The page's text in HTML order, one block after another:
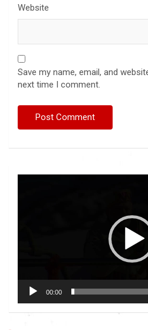
Website
Save my name, email, and
next time I comment.
00:00